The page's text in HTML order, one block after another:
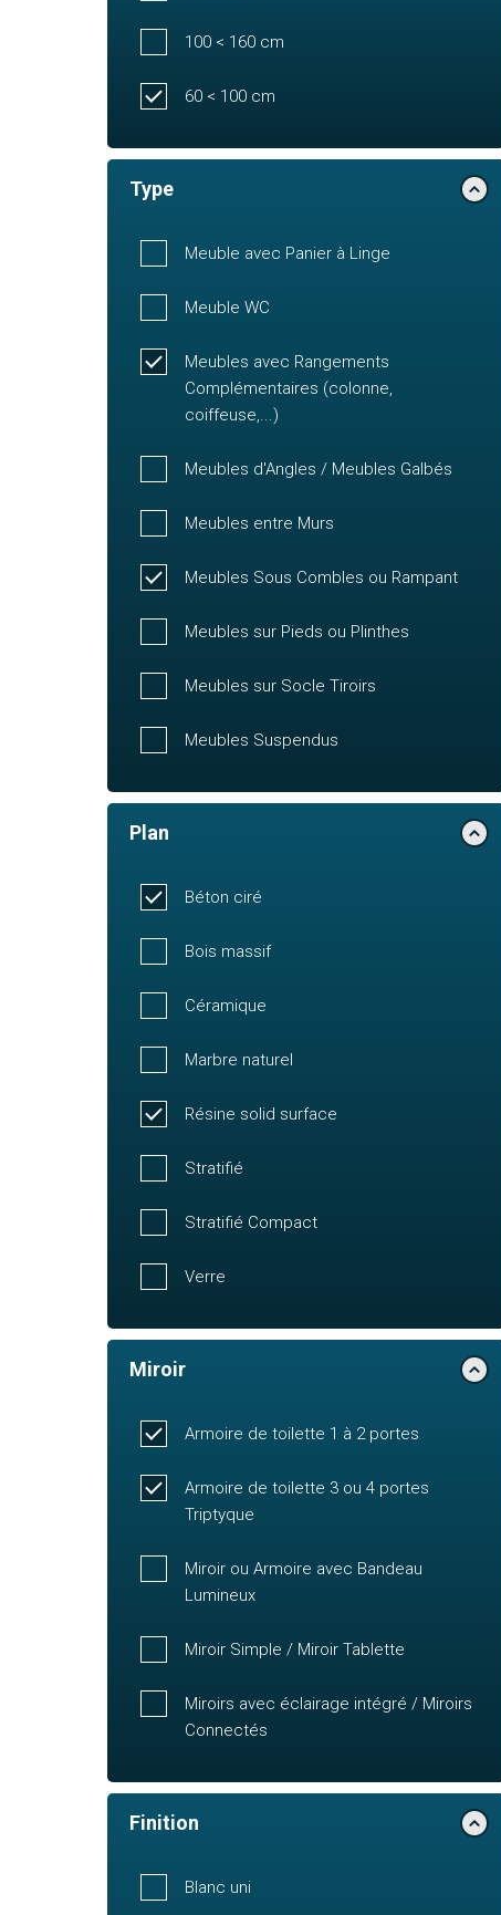
100 < 160 cm
60 < 100 cm
Type
Meuble avec Panier à Linge
Meuble WC
Meubles avec Rangements
Complémentaires (colonne,
coiffeuse,...)
Meubles d'Angles / Meubles Galbés
Meubles entre Murs
Meubles Sous Combles ou Rampant
Meubles sur Pieds ou Plinthes
Meubles sur Socle Tiroirs
Meubles Suspendus
Plan
Béton ciré
Bois massif
Céramique
Marbre naturel
Résine solid surface
Stratifié
Stratifié Compact
Verre
Miroir
Armoire de toilette 1 à 2 portes
Armoire de toilette 3 ou 4 portes
Triptyque
Miroir ou Armoire avec Bandeau
Lumineux
Miroir Simple / Miroir Tablette
Miroirs avec éclairage intégré / Miroirs
Connectés
Finition
Blanc uni